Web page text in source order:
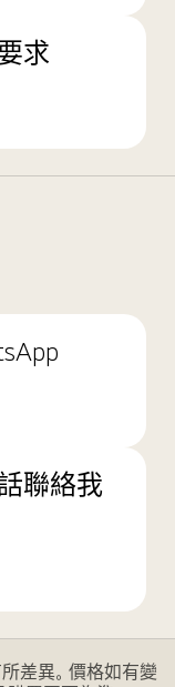
求
聯絡我
差異。價格如有變